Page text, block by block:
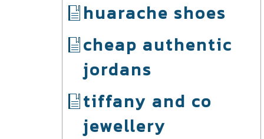
huarache shoes
cheap authentic
jordans
tiffany and co
jewellery